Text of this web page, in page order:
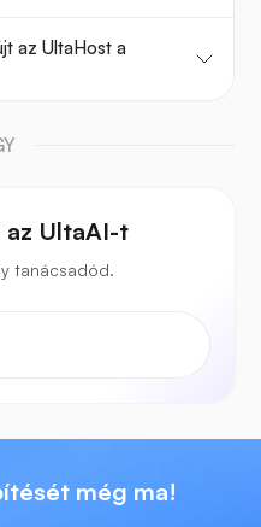
az UltaHost a
az UltaAI-t
tanácsadód.
még ma!